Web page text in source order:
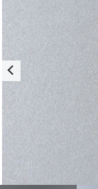
すべての商品
★訳ありア
【メッキ付
【メッキ付
【はめこみ
【はめこみ
【
親カテゴリ
子カテゴリ
価格帯